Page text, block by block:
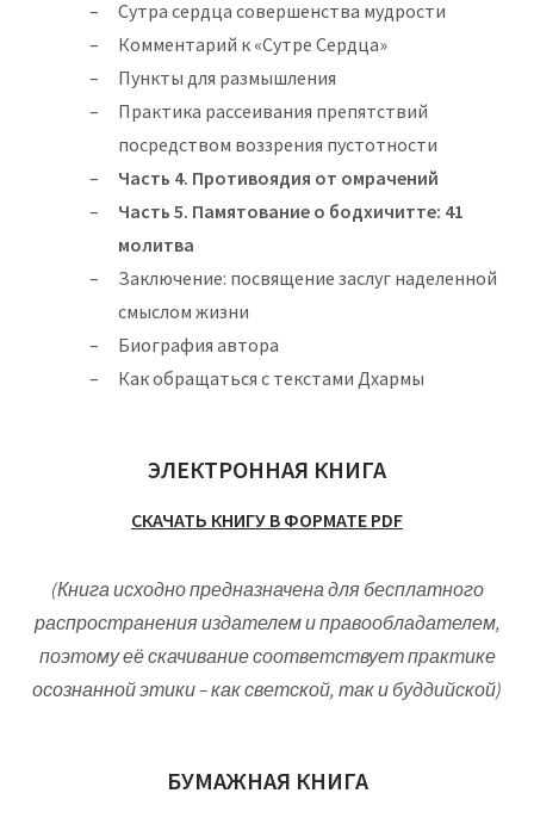
Сутра сердца совершенства мудрости
Комментарий к «Сутре Сердца»
Пункты для размышления
Практика рассеивания препятствий
посредством воззрения пустотности
Часть 4. Противоядия от омрачений
Часть 5. Памятование о бодхичитте: 41
молитва
Заключение: посвящение заслуг наделенной
смыслом жизни
Биография автора
Как обращаться с текстами Дхармы
ЭЛЕКТРОННАЯ КНИГА
СКАЧАТЬ КНИГУ В ФОРМАТЕ PDF
(Книга исходно предназначена для бесплатного
распространения издателем и правообладателем,
поэтому её скачивание соответствует практике
осознанной этики – как светской, так и буддийской)
БУМАЖНАЯ КНИГА